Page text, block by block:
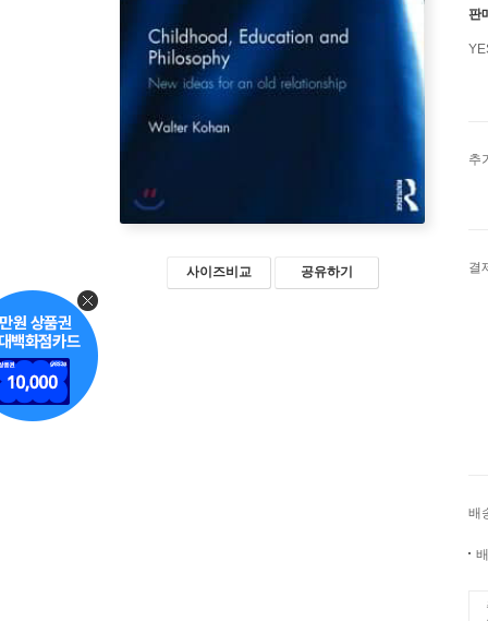
사이즈비교 공유하기
판
추
결
배